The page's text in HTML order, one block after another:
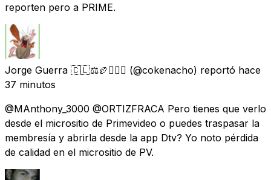
reporten pero a PRIME.
Jorge Guerra 🇨🇱⚖️🏉🚴🏾‍♂️ (@cokenacho) reportó hace
37 minutos
@MAnthony_3000 @ORTIZFRACA Pero tienes que verlo
desde el micrositio de Primevideo o puedes traspasar la
membresía y abrirla desde la app Dtv? Yo noto pérdida
de calidad en el micrositio de PV.